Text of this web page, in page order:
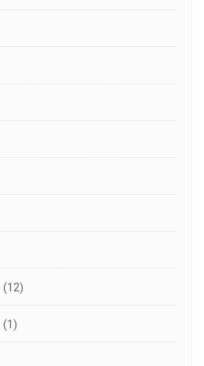
(12)
(1)